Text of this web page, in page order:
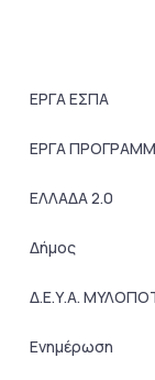
ΕΡΓΑ ΕΣΠΑ
ΕΡΓΑ
ΕΛΛΑΔΑ 2.0
Δήμος
Δ.Ε.Υ.Α.
Ενημέρωση